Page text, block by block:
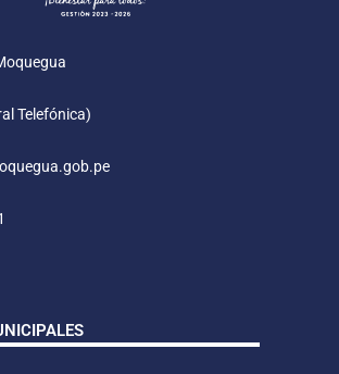
Telefónica)